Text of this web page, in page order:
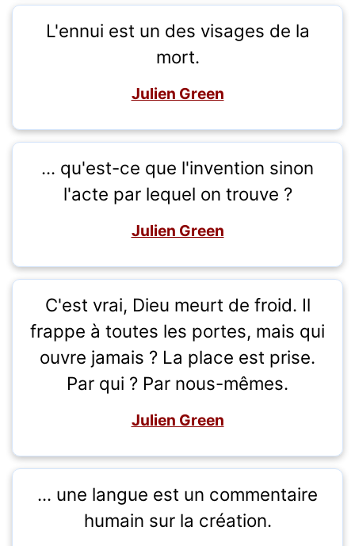
L'ennui est un des visages de la
mort.
Julien Green
... qu'est-ce que l'invention sinon
l'acte par lequel on trouve ?
Julien Green
C'est vrai, Dieu meurt de froid. Il
frappe à toutes les portes, mais qui
ouvre jamais ? La place est prise.
Par qui ? Par nous-mêmes.
Julien Green
... une langue est un commentaire
humain sur la création.